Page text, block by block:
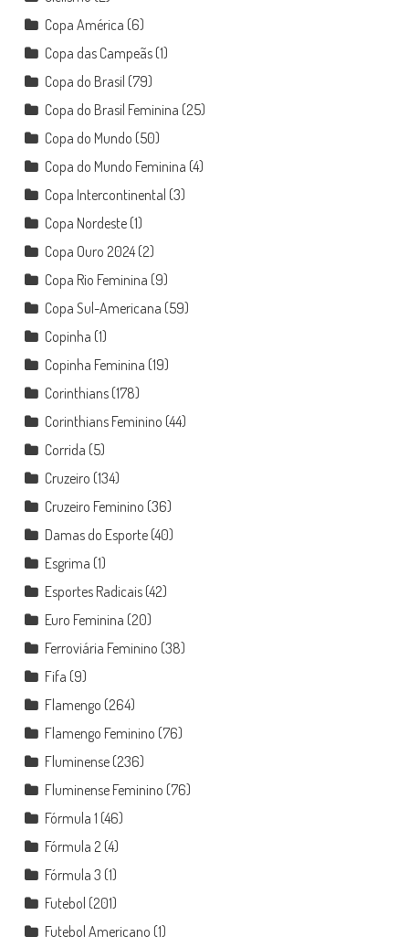
Copa América (6)
Copa das Campeãs(1)
Copa do Brasil (79)
Copa do Brasil Feminina (25)
Copa do Mundo (50)
Copa do Mundo Feminina (4)
Copa Intercontinental (3)
Copa Nordeste(1)
Copa Ouro 2024(2)
Copa Rio Feminina (9)
Copa Sul-Americana (59)
Copinha (1)
Copinha Feminina (19)
Corinthians(178)
Corinthians Feminino (44)
Corrida (5)
Cruzeiro (134)
Cruzeiro Feminino (36)
Damas do Esporte(40)
Esgrima (1)
Esportes Radicais(42)
Euro Feminina (20)
Ferroviária Feminino (38)
Fifa (9)
Flamengo (264)
Flamengo Feminino (76)
Fluminense(236)
Fluminense Feminino (76)
Fórmula 1 (46)
Fórmula 2 (4)
Fórmula 3 (1)
Futebol (201)
Futebol Americano (1)